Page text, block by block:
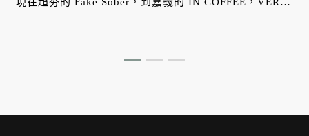
現在超夯的 Fake Sober，到嘉義的 IN COFFEE，VERSE